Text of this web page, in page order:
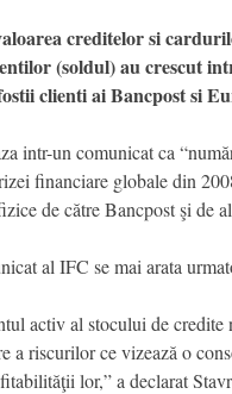
creditelor si
(soldul) au crescut
clienti ai Bancpost si
intr-un comunicat ca
financiare globale din
de către Bancpost şi de
al IFC se mai arata
activ al stocului de
a riscurilor ce vizează o
lor,” a declarat